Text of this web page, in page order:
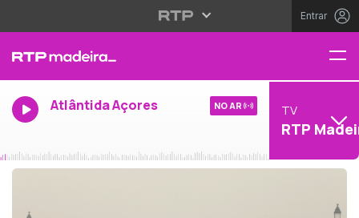
Entrar
Atlântida Açores NO AR TV
RTP